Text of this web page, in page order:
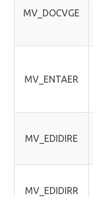
MV_DOCVGE
MV_ENTAER
MV_EDIDIRE
MV_EDIDIRR